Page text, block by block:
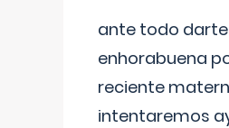
ante todo
enhorabuena
reciente
intentaremos